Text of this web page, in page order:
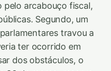
pelo arcabouço fiscal,
Segundo, um
travou a
ter ocorrido em
dos obstáculos, o